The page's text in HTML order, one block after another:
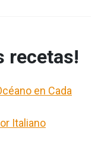
recetas!
en Cada
Italiano